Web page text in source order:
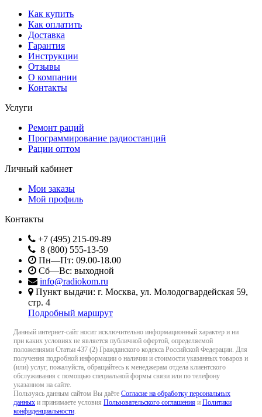
Как купить
Как оплатить
Доставка
Гарантия
Инструкции
Отзывы
О компании
Контакты
Услуги
Ремонт раций
Программирование радиостанций
Рации оптом
Личный кабинет
Мои заказы
Мой профиль
Контакты
+7 (495) 215-09-89
8 (800) 555-13-59
Пн—Пт: 09.00-18.00
Сб—Вс: выходной
info@radiokom.ru
Пункт выдачи: г. Москва, ул. Молодогвардейская 59,
стр. 4
Подробный маршрут
Данный интернет-сайт носит исключительно информационный характер и ни
при каких условиях не является публичной офертой, определяемой
положениями Статьи 437 (2) Гражданского кодекса Российской Федерации. Для
получения подробной информации о наличии и стоимости указанных товаров и
(или) услуг, пожалуйста, обращайтесь к менеджерам отдела клиентского
обслуживания с помощью специальной формы связи или по телефону
указанном на сайте.
Пользуясь данным сайтом Вы даёте Согласие на обработку персональных
данных и принимаете условия Пользовательского соглашения и Политики
конфиденциальности.